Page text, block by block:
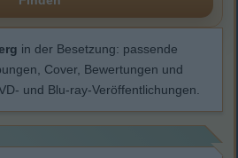
in der Besetzung: passende
Cover, Bewertungen und
und Blu-ray-Veröffentlichungen.